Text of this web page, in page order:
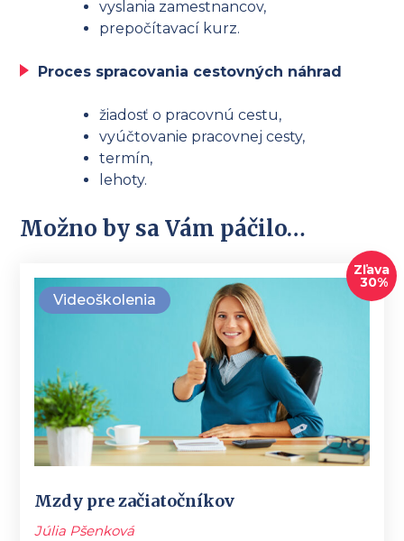
vyslania zamestnancov,
prepočítavací kurz.
Proces spracovania cestovných náhrad
žiadosť o pracovnú cestu,
vyúčtovanie pracovnej cesty,
termín,
lehoty.
Možno by sa Vám páčilo…
Videoškolenia
Zľava
30%
Mzdy pre začiatočníkov
Júlia Pšenková